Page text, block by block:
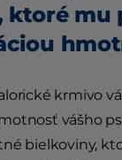
ktoré mu
krmivo
vášho
bielkoviny,